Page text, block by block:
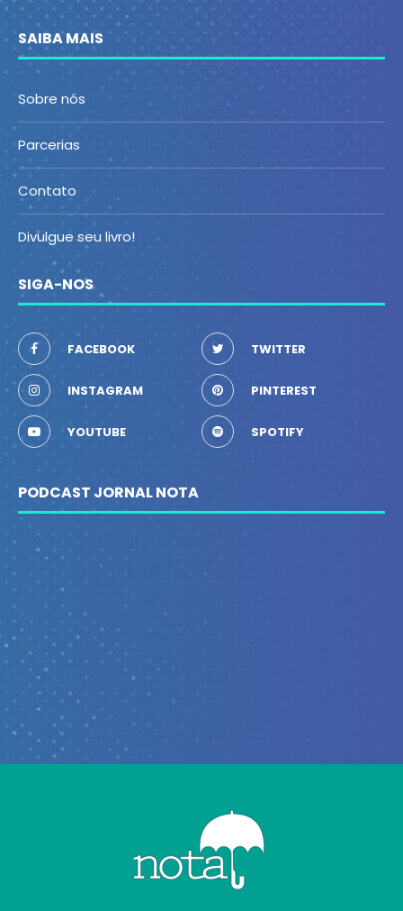
SAIBA MAIS
Sobre nós
Parcerias
Contato
Divulgue seu livro!
SIGA-NOS
FACEBOOK TWITTER
INSTAGRAM PINTEREST
YOUTUBE SPOTIFY
PODCAST JORNAL NOTA